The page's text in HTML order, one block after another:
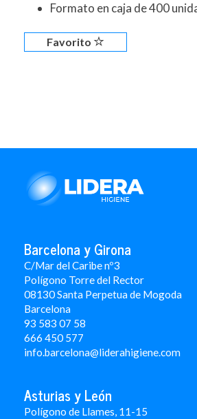
Formato en caja de 400
Favorito
Barcelona y Girona
C/Mar del Caribe nº3
Polígono Torre del Rector
08130 Santa Perpetua de Mogoda
Barcelona
93 583 07 58
666 450 577
info.barcelona@liderahigiene.com
Asturias y León
Polígono de Llames, 11-15